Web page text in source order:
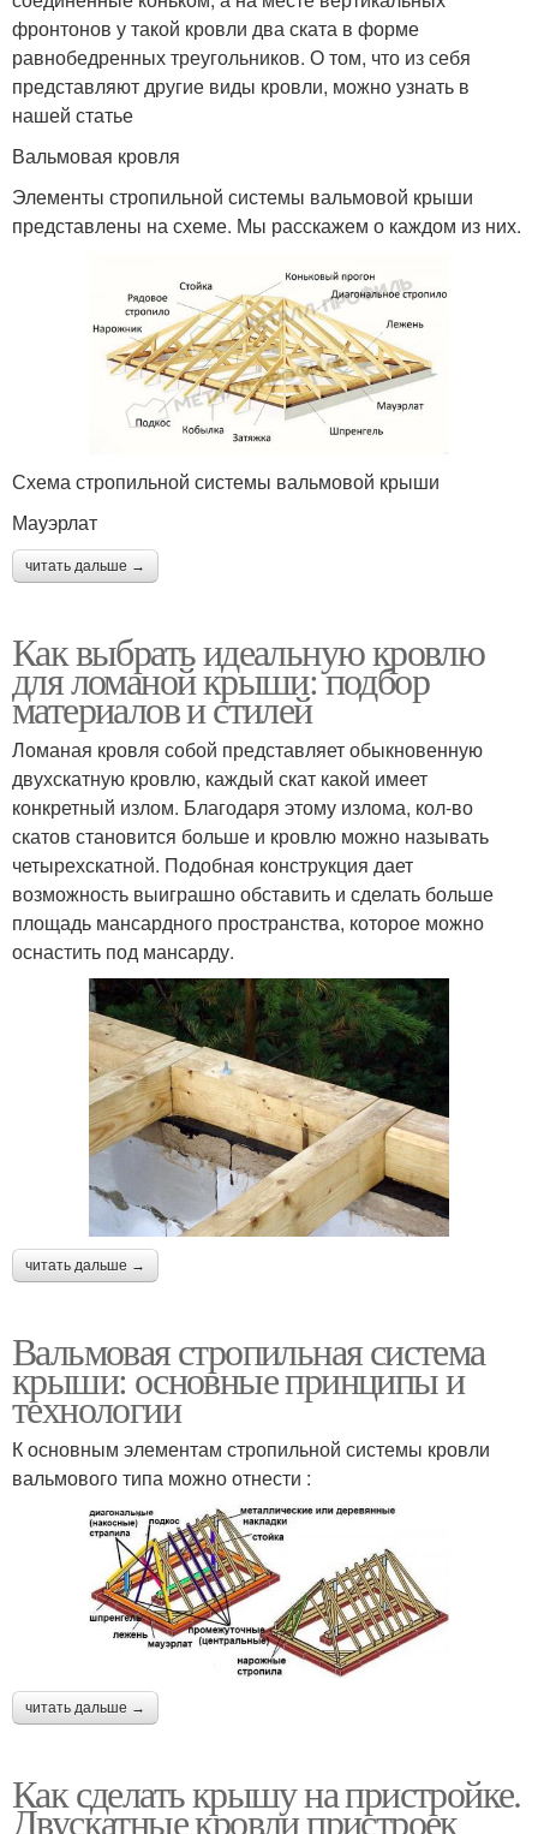
фронтонов у такой кровли два ската в форме
равнобедренных треугольников. О том, что из себя
представляют другие виды кровли, можно узнать в
нашей статье
Вальмовая кровля
Элементы стропильной системы вальмовой крыши
представлены на схеме. Мы расскажем о каждом из них.
Схема стропильной системы вальмовой крыши
Мауэрлат
читать дальше →
Как выбрать идеальную кровлю
для ломаной крыши: подбор
материалов и стилей
Ломаная кровля собой представляет обыкновенную
двухскатную кровлю, каждый скат какой имеет
конкретный излом. Благодаря этому излома, кол-во
скатов становится больше и кровлю можно называть
четырехскатной. Подобная конструкция дает
возможность выиграшно обставить и сделать больше
площадь мансардного пространства, которое можно
оснастить под мансарду.
читать дальше →
Вальмовая стропильная система
крыши: основные принципы и
технологии
К основным элементам стропильной системы кровли
вальмового типа можно отнести :
читать дальше →
Как сделать крышу на пристройке.
Двускатные кровли пристроек